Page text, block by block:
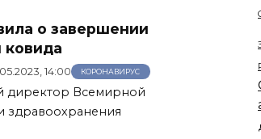
о завершении
ковида
14:00 КОРОНАВИРУС
директор Всемирной
здравоохранения